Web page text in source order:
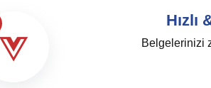
Hızlı
Belgelerinizi